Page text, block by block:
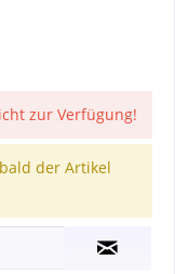
zur Verfügung!
der Artikel